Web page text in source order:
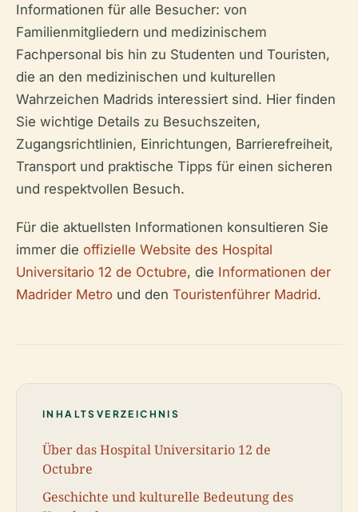
Informationen für alle Besucher: von
Familienmitgliedern und medizinischem
Fachpersonal bis hin zu Studenten und Touristen,
die an den medizinischen und kulturellen
Wahrzeichen Madrids interessiert sind. Hier finden
Sie wichtige Details zu Besuchszeiten,
Zugangsrichtlinien, Einrichtungen, Barrierefreiheit,
Transport und praktische Tipps für einen sicheren
und respektvollen Besuch.
Für die aktuellsten Informationen konsultieren Sie
immer die offizielle Website des Hospital
Universitario 12 de Octubre, die Informationen der
Madrider Metro und den Touristenführer Madrid.
INHALTSVERZEICHNIS
Über das Hospital Universitario 12 de
Octubre
Geschichte und kulturelle Bedeutung des